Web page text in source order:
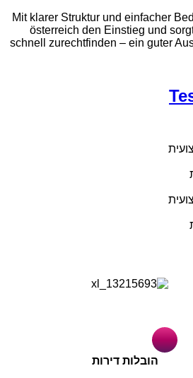
Mit klarer Struktur und einfacher
österreich den Einstieg und
schnell zurechtfinden – ein guter
הובלות דירות